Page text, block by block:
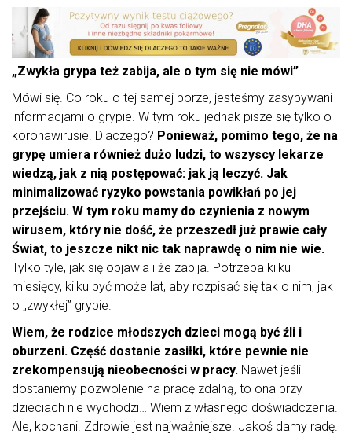
„Zwykła grypa też zabija, ale o tym się nie mówi”
Mówi się. Co roku o tej samej porze, jesteśmy zasypywani
informacjami o grypie. W tym roku jednak pisze się tylko o
koronawirusie. Dlaczego? Ponieważ, pomimo tego, że na
grypę umiera również dużo ludzi, to wszyscy lekarze
wiedzą, jak z nią postępować: jak ją leczyć. Jak
minimalizować ryzyko powstania powikłań po jej
przejściu. W tym roku mamy do czynienia z nowym
wirusem, który nie dość, że przeszedł już prawie cały
Świat, to jeszcze nikt nic tak naprawdę o nim nie wie.
Tylko tyle, jak się objawia i że zabija. Potrzeba kilku
miesięcy, kilku być może lat, aby rozpisać się tak o nim, jak
o „zwykłej” grypie.
Wiem, że rodzice młodszych dzieci mogą być źli i
oburzeni. Część dostanie zasiłki, które pewnie nie
zrekompensują nieobecności w pracy. Nawet jeśli
dostaniemy pozwolenie na pracę zdalną, to ona przy
dzieciach nie wychodzi… Wiem z własnego doświadczenia.
Ale, kochani. Zdrowie jest najważniejsze. Jakoś damy radę.